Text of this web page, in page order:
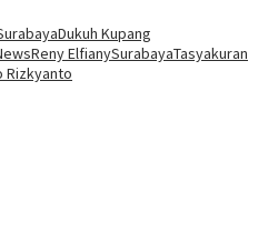
Dukuh Kupang
Reny ElfianySurabayaTasyakuran
Rizkyanto